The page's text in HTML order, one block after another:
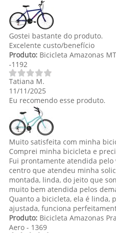
Gostei bastante do produto.
Excelente custo/benefício
Produto:Bicicleta Amazonas
-1192
Tatiana M.
11/11/2025
Eu recomendo esse produto.
Muito satisfeita com minha
Comprei minha bicicleta e
Fui prontamente atendida pelo
centro que atendeu minha
montada, linda, do jeito que
muito bem atendida pelos
Quanto a bicicleta, ela é linda,
ajustada, funciona
Produto:Bicicleta Amazonas
Aero - 1369